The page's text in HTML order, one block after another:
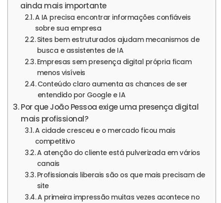
ainda mais importante
A IA precisa encontrar informações confiáveis
sobre sua empresa
Sites bem estruturados ajudam mecanismos de
busca e assistentes de IA
Empresas sem presença digital própria ficam
menos visíveis
Conteúdo claro aumenta as chances de ser
entendido por Google e IA
Por que João Pessoa exige uma presença digital
mais profissional?
A cidade cresceu e o mercado ficou mais
competitivo
A atenção do cliente está pulverizada em vários
canais
Profissionais liberais são os que mais precisam de
site
A primeira impressão muitas vezes acontece no